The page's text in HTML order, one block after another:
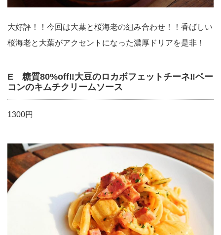
大好評！！今回は大葉と桜海老の組み合わせ！！香ばしい
桜海老と大葉がアクセントになった濃厚ドリアを是非！
E 糖質80%off‼︎大豆のロカボフェットチーネ‼︎ベー
コンのキムチクリームソース
1300円